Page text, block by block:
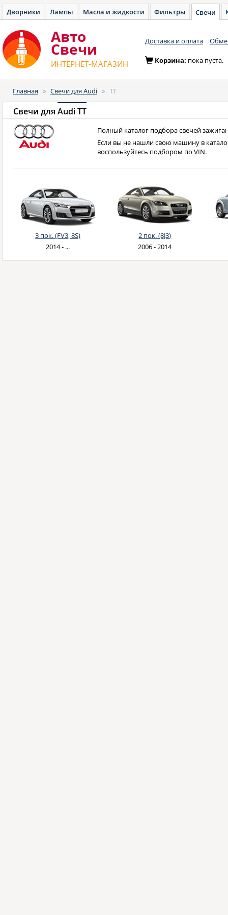
Дворники Лампы Масла и жидкости Фильтры Свечи
Авто
Cвечи
ИНТЕРНЕТ-МАГАЗИН
Доставка и оплата
Корзина: пока пуста.
Главная » Свечи для Audi » TT
Свечи для Audi TT
Полный каталог подбора свечей
Если вы не нашли свою машину в
воспользуйтесь подбором по VIN.
3 пок. (FV3, 8S)
2014 - ...
2 пок. (8J3)
2006 - 2014